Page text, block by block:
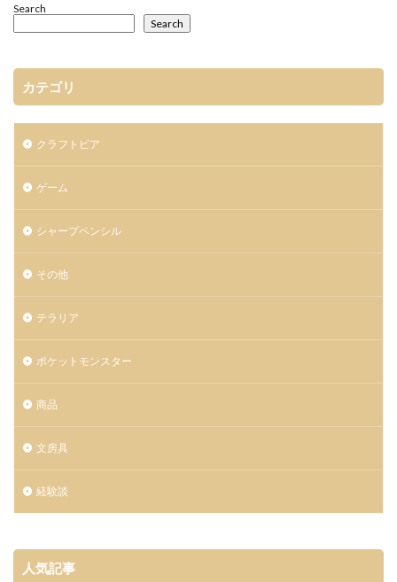
Search
Search
カテゴリ
クラフトピア
ゲーム
シャープペンシル
その他
テラリア
ポケットモンスター
商品
文房具
経験談
人気記事